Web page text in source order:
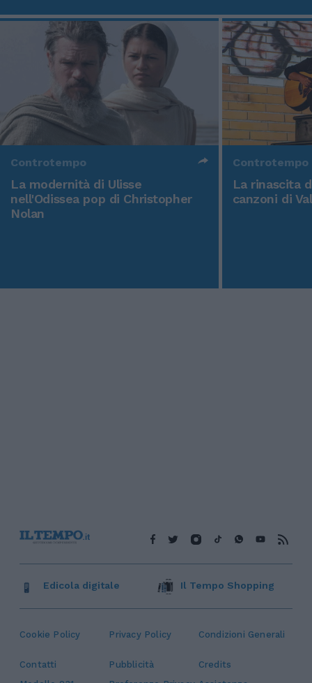
Controtempo
La modernità di Ulisse
nell'Odissea pop di Christopher
Nolan
Controtempo
La rinascita
canzoni di
Cookie Policy Privacy Policy Condizioni Generali
Contatti Pubblicità
Credits
Edicola digitale Il Tempo Shopping